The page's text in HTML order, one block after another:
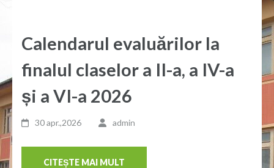
Calendarul evaluărilor la
finalul claselor a II-a, a IV-a
și a VI-a 2026
30 apr.,2026 admin
CITEȘTE MAI MULT